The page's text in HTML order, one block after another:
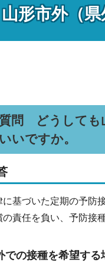
山形市外（
問 どうしても
いいですか。
に基づいた定期の予防
の責任を負い、予防接
での接種を希望する